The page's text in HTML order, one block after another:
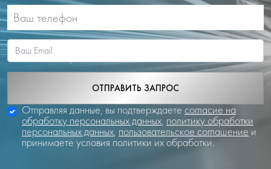
ОТПРАВИТЬ ЗАПРОС
Отправляя данные, вы подтверждаете согласие на
обработку персональных данных, политику обработки
персональных данных, пользовательское соглашение и
принимаете условия политики их обработки.